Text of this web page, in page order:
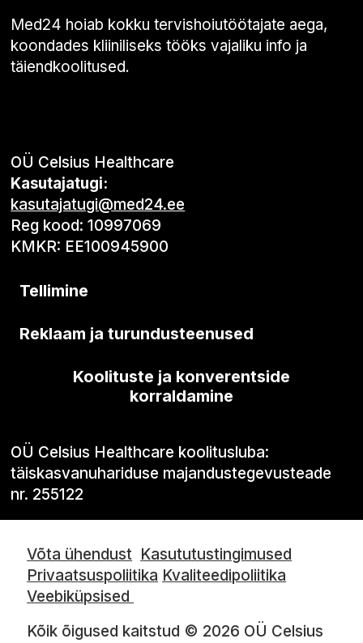
Med24 hoiab kokku tervishoiutöötajate aega,
koondades kliiniliseks tööks vajaliku info ja
täiendkoolitused.
OÜ Celsius Healthcare
Kasutajatugi:
kasutajatugi@med24.ee
Reg kood: 10997069
KMKR: EE100945900
Tellimine
Reklaam ja turundusteenused
Koolituste ja konverentside
korraldamine
OÜ Celsius Healthcare koolitusluba:
täiskasvanuhariduse majandustegevusteade
nr. 255122
Võta ühendust Kasututustingimused
Privaatsuspoliitika Kvaliteedipoliitika
Veebiküpsised
Kõik õigused kaitstud © 2026 OÜ Celsius